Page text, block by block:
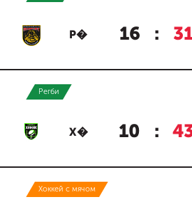
Р� 16 :
Регби
Х� 10 :
Хоккей с мячом